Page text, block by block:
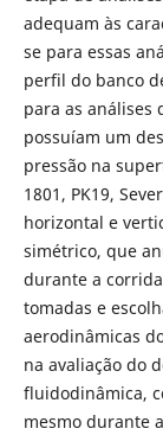
adequam às
se para essas
perfil do banco
para as análises
possuíam um
pressão na
1801, PK19,
horizontal e
simétrico, que
durante a
tomadas e
aerodinâmicas
na avaliação do
fluidodinâmica,
mesmo durante